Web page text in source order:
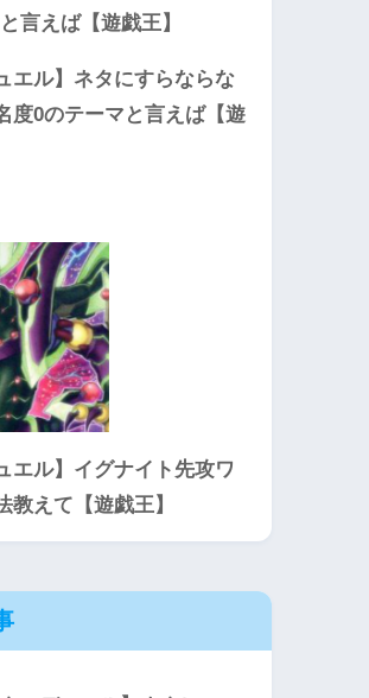
エル】ネタにすらならな
度0のテーマと言えば【遊
エル】イグナイト先攻ワ
教えて【遊戯王】